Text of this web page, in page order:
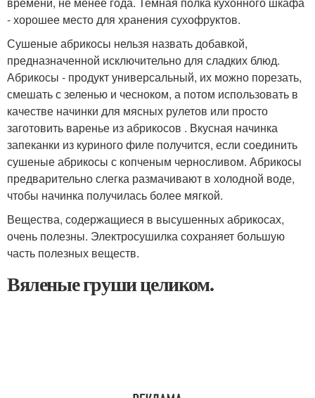
- хорошее место для хранения сухофруктов.
Сушеные абрикосы нельзя назвать добавкой,
предназначенной исключительно для сладких блюд.
Абрикосы - продукт универсальный, их можно порезать,
смешать с зеленью и чесноком, а потом использовать в
качестве начинки для мясных рулетов или просто
заготовить варенье из абрикосов . Вкусная начинка
запеканки из куриного филе получится, если соединить
сушеные абрикосы с копченым черносливом. Абрикосы
предварительно слегка размачивают в холодной воде,
чтобы начинка получилась более мягкой.
Вещества, содержащиеся в высушенных абрикосах,
очень полезны. Электросушилка сохраняет большую
часть полезных веществ.
Вяленые груши целиком.